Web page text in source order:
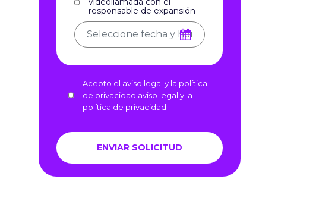
responsable de expansión
Acepto el aviso legal y la política
de privacidad aviso legal y la
política de privacidad